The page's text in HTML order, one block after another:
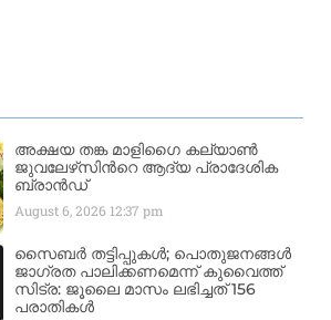
അക്ഷയ തങ്ക മാളിഗൈ കല്യാണ്‍
ജുവലേഴ്‌സിന്‍റെ ആദ്യ പ്രാദേശിക
ബ്രാന്‍ഡ്
August 6, 2026 12:37 pm
സൈബർ തട്ടിപ്പുകൾ; പൊതുജനങ്ങൾ
ജാഗ്രത പാലിക്കണമെന്ന് കുവൈത്ത്
സിട്ര: ജൂലൈ മാസം ലഭിച്ചത് 156
പരാതികൾ